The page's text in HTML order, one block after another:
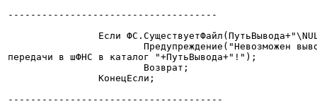
-------------------------------------
Если
Предупреждение("Невозможен вывод
передачи в шФНС в каталог "+ПутьВывода+"!");
КонецЕсли;
--------------------------------------